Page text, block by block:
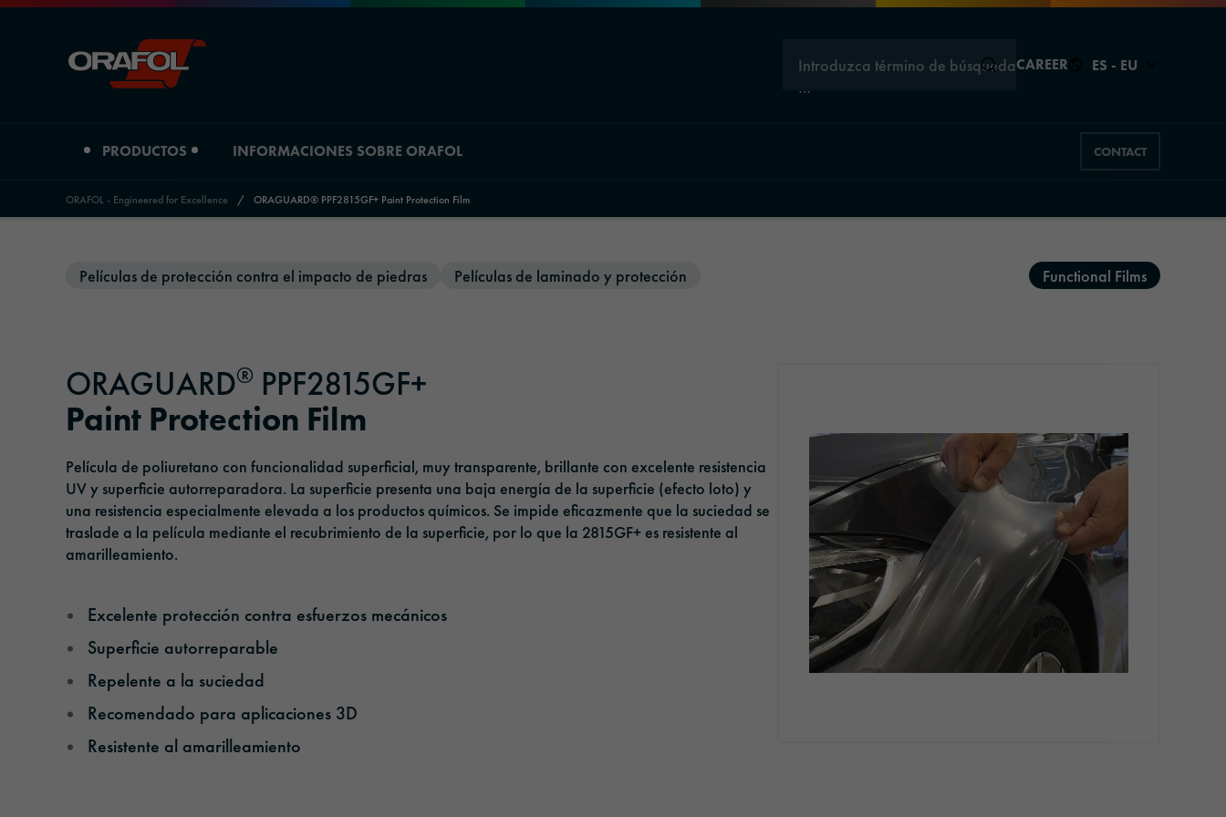
Introduzca término de búsqueda
…
CAREER ES - EU
PRODUCTOS
Materiales reflectantes
Cintas adhesivas
Película de protección solar
Películas de laminado y protección
INFORMACIONES SOBRE ORAFOL
Historia
Gestión
Responsabilidad
CONTACT
ORAFOL - Engineered for Excellence / ORAGUARD® PPF2815GF+ Paint Protection Film
Películas de protección contra el impacto de piedras Películas de laminado y protección Functional Films
ORAGUARD® PPF2815GF+
Paint Protection Film
Película de poliuretano con funcionalidad superficial, muy transparente, brillante con excelente resistencia
UV y superficie autorreparadora. La superficie presenta una baja energía de la superficie (efecto loto) y
una resistencia especialmente elevada a los productos químicos. Se impide eficazmente que la suciedad se
traslade a la película mediante el recubrimiento de la superficie, por lo que la 2815GF+ es resistente al
amarilleamiento.
Excelente protección contra esfuerzos mecánicos
Superficie autorreparable
Repelente a la suciedad
Recomendado para aplicaciones 3D
Resistente al amarilleamiento